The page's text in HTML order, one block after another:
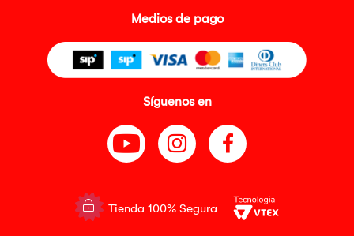
Medios de pago
Síguenos en
Tienda 100% Segura